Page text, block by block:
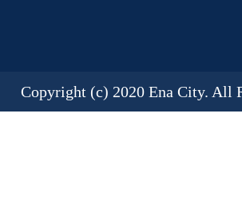
Copyright (c) 2020 Ena City. All